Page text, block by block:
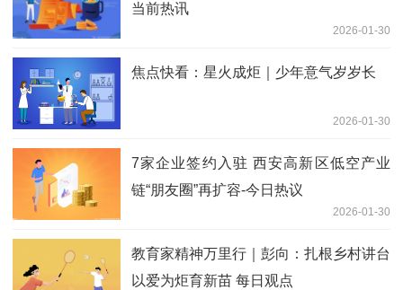
当前热讯
2026-01-30
焦点快看：星火成炬｜少年意气岁岁长
2026-01-30
7家企业签约入驻 西安高新区低空产业
链“朋友圈”再扩容-今日热议
2026-01-30
教育家精神万里行｜彭向：扎根乡村讲台
以爱为炬育新苗 每日观点